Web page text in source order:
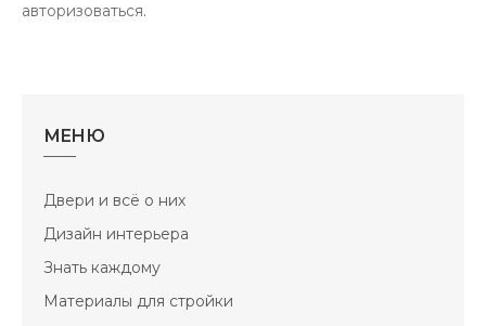
авторизоваться.
МЕНЮ
Двери и всё о них
Дизайн интерьера
Знать каждому
Материалы для стройки